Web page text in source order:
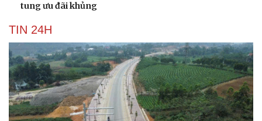
tung ưu đãi khủng
TIN 24H